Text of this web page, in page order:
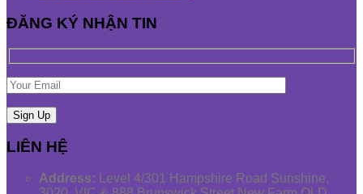
ĐĂNG KÝ NHẬN TIN
LIÊN HỆ
Address: Level 4/301 Hampshire Road Sunshine,